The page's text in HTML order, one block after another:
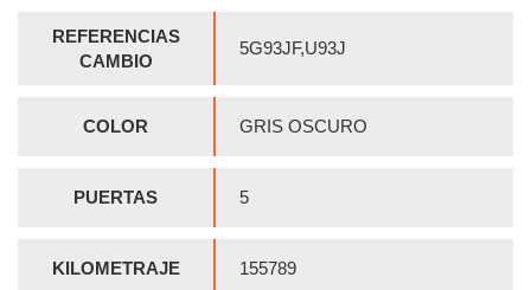
REFERENCIAS
CAMBIO
5G93JF,U93J
COLOR GRIS OSCURO
PUERTAS 5
KILOMETRAJE 155789